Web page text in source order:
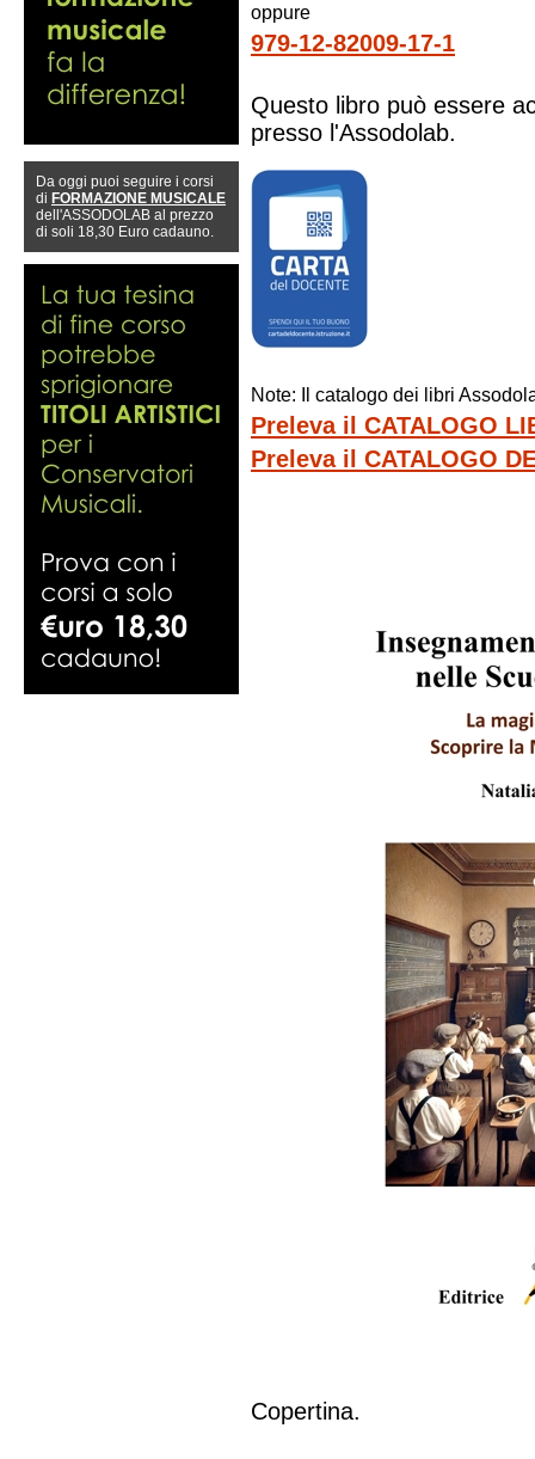
Da oggi puoi seguire i corsi
di FORMAZIONE MUSICALE
dell'ASSODOLAB al prezzo
di soli 18,30 Euro cadauno.
oppure
979-12-82009-17-1
Questo libro può essere
presso l'Assodolab.
Note: Il catalogo dei libri
Preleva il CATALOGO
Preleva il CATALOGO
Copertina.